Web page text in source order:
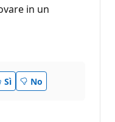
in un
Sì No